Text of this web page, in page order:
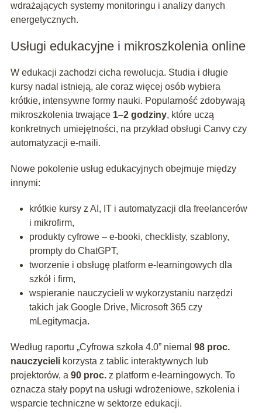
wdrażających systemy monitoringu i analizy danych
energetycznych.
Usługi edukacyjne i mikroszkolenia online
W edukacji zachodzi cicha rewolucja. Studia i długie
kursy nadal istnieją, ale coraz więcej osób wybiera
krótkie, intensywne formy nauki. Popularność zdobywają
mikroszkolenia trwające 1–2 godziny, które uczą
konkretnych umiejętności, na przykład obsługi Canvy czy
automatyzacji e-maili.
Nowe pokolenie usług edukacyjnych obejmuje między
innymi:
krótkie kursy z AI, IT i automatyzacji dla freelancerów
i mikrofirm,
produkty cyfrowe – e-booki, checklisty, szablony,
prompty do ChatGPT,
tworzenie i obsługę platform e-learningowych dla
szkół i firm,
wspieranie nauczycieli w wykorzystaniu narzędzi
takich jak Google Drive, Microsoft 365 czy
mLegitymacja.
Według raportu „Cyfrowa szkoła 4.0” niemal 98 proc.
nauczycielikorzysta z tablic interaktywnych lub
projektorów, a 90 proc.z platform e-learningowych. To
oznacza stały popyt na usługi wdrożeniowe, szkolenia i
wsparcie techniczne w sektorze edukacji.